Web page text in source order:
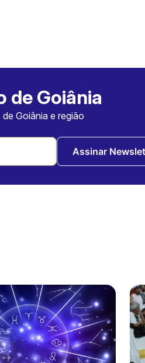
de Goiânia
Goiânia e região
Assinar